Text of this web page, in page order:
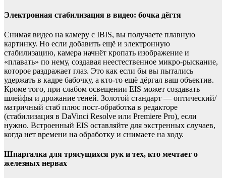
Электронная стабилизация в видео: бочка дёгтя
Снимая видео на камеру с IBIS, вы получаете плавную
картинку. Но если добавить ещё и электронную
стабилизацию, камера начнёт кропать изображение и
«плавать» по нему, создавая неестественное микро-рыскание,
которое раздражает глаз. Это как если бы вы пытались
удержать в кадре бабочку, а кто-то ещё дёргал ваш объектив.
Кроме того, при слабом освещении EIS может создавать
шлейфы и дрожание теней. Золотой стандарт — оптический/
матричный стаб плюс пост-обработка в редакторе
(стабилизация в DaVinci Resolve или Premiere Pro), если
нужно. Встроенный EIS оставляйте для экстренных случаев,
когда нет времени на обработку и снимаете на ходу.
Шпаргалка для трясущихся рук и тех, кто мечтает о
железных нервах